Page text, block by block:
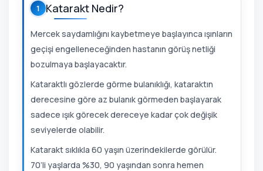
1 Katarakt Nedir?
Mercek saydamlığını kaybetmeye başlayınca ışınların
geçişi engelleneceğinden hastanın görüş netliği
bozulmaya başlayacaktır.
Kataraktlı gözlerde görme bulanıklığı, kataraktın
derecesine göre az bulanık görmeden başlayarak
sadece ışık görecek dereceye kadar çok değişik
seviyelerde olabilir.
Katarakt sıklıkla 60 yaşın üzerindekilerde görülür.
70’li yaşlarda %30, 90 yaşından sonra hemen